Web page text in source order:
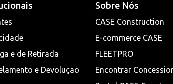
e de Retirada
e Devoluçao
Sobre Nós
CASE Construction
E-commerce CASE
FLEETPRO
Encontrar